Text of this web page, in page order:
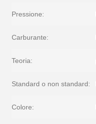
Pressione:
Carburante:
Teoria:
Standard o non standard:
Colore: